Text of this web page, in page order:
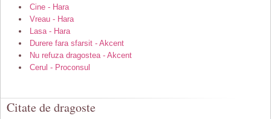
Cine - Hara
Vreau - Hara
Lasa - Hara
Durere fara sfarsit - Akcent
Nu refuza dragostea - Akcent
Cerul - Proconsul
Citate de dragoste